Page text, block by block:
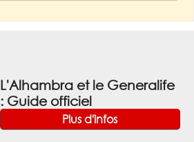
L'Alhambra et le Generalife
: Guide officiel
Plus d'infos